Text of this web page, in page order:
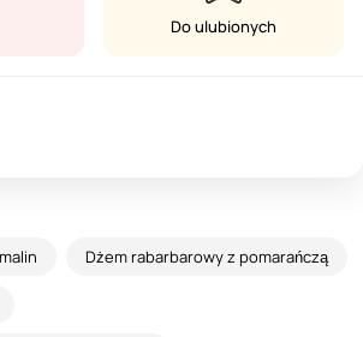
Do ulubionych
Dżem rabarbarowy z pomarańczą